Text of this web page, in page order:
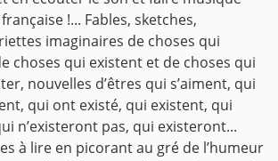
!... Fables, sketches,
imaginaires de choses qui
choses qui existent et de choses qui
nouvelles d’êtres qui s’aiment, qui
qui ont existé, qui existent, qui
n’existeront pas, qui existeront...
à lire en picorant au gré de l’humeur